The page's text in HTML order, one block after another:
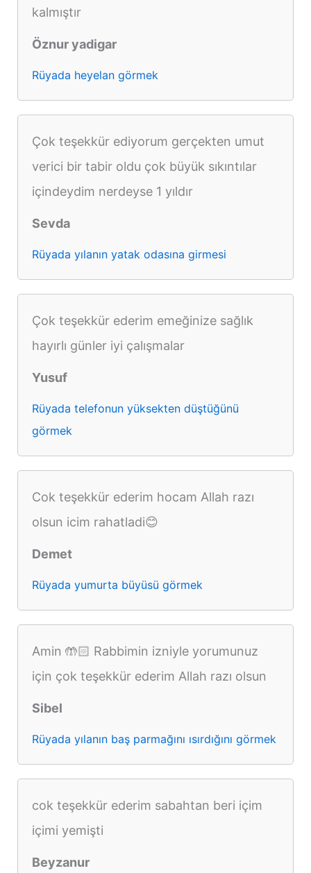
kalmıştır
Öznur yadigar
Rüyada heyelan görmek
Çok teşekkür ediyorum gerçekten umut
verici bir tabir oldu çok büyük sıkıntılar
içindeydim nerdeyse 1 yıldır
Sevda
Rüyada yılanın yatak odasına girmesi
Çok teşekkür ederim emeğinize sağlık
hayırlı günler iyi çalışmalar
Yusuf
Rüyada telefonun yüksekten düştüğünü
görmek
Cok teşekkür ederim hocam Allah razı
olsun icim rahatladi😊
Demet
Rüyada yumurta büyüsü görmek
Amin 🤲🏻 Rabbimin izniyle yorumunuz
için çok teşekkür ederim Allah razı olsun
Sibel
Rüyada yılanın baş parmağını ısırdığını görmek
cok teşekkür ederim sabahtan beri içim
içimi yemişti
Beyzanur